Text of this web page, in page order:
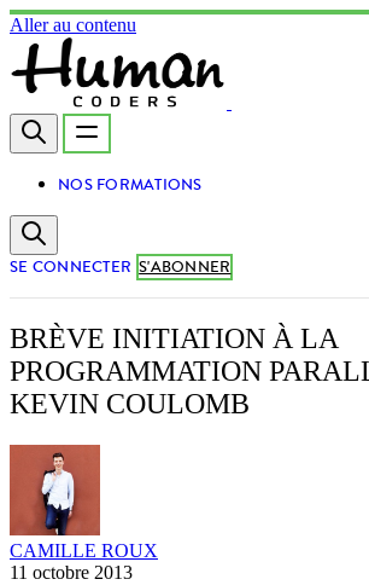
Aller au contenu
NOS FORMATIONS
SE CONNECTER S'ABONNER
BRÈVE INITIATION À LA
PROGRAMMATION
KEVIN COULOMB
CAMILLE ROUX
11 octobre 2013